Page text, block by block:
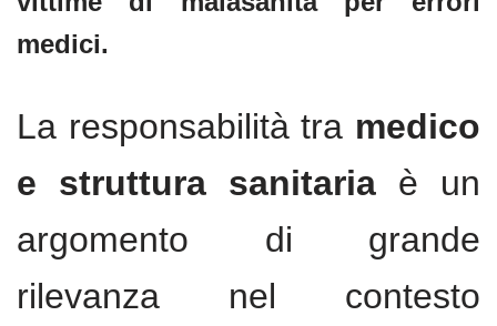
medici.
La responsabilità tra medico
e struttura sanitaria è un
argomento di grande
rilevanza nel contesto